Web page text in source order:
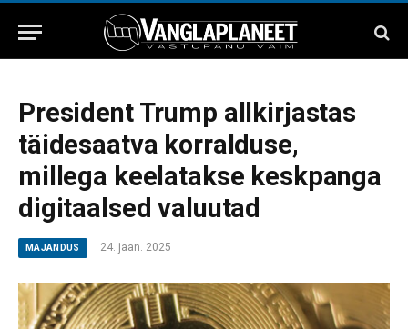
President Trump allkirjastas
täidesaatva korralduse,
millega keelatakse keskpanga
digitaalsed valuutad
MAJANDUS 24. jaan. 2025